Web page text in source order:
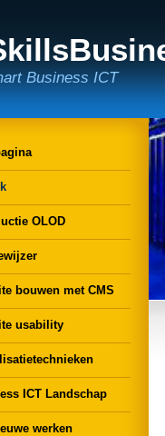
Business ICT
OLOD
bouwen met CMS
usability
ICT Landschap
werken